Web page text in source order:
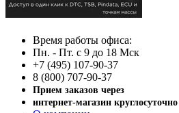
Время работы офиса:
Пн. - Пт. с 9 до 18 Мск
+7 (495) 107-90-37
8 (800) 707-90-37
Прием заказов через
интернет-магазин круглосуточно